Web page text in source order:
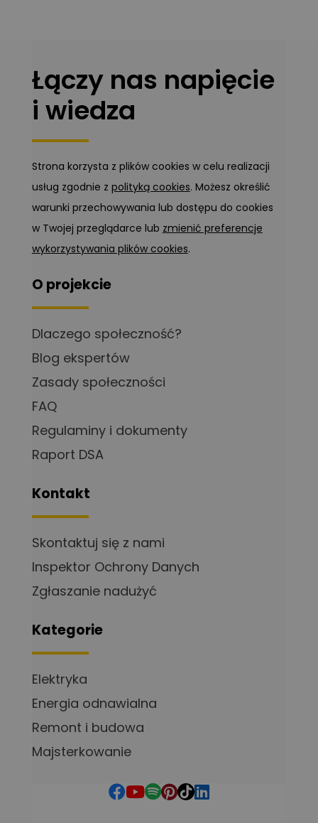
Łączy nas napięcie
i wiedza
Strona korzysta z plików cookies w celu realizacji
usług zgodnie z polityką cookies. Możesz określić
warunki przechowywania lub dostępu do cookies
w Twojej przeglądarce lub zmienić preferencje
wykorzystywania plików cookies.
O projekcie
Dlaczego społeczność?
Blog ekspertów
Zasady społeczności
FAQ
Regulaminy i dokumenty
Raport DSA
Kontakt
Skontaktuj się z nami
Inspektor Ochrony Danych
Zgłaszanie nadużyć
Kategorie
Elektryka
Energia odnawialna
Remont i budowa
Majsterkowanie